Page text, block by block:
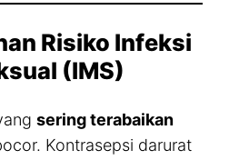
Risiko Infeksi
(IMS)
sering terabaikan
Kontrasepsi darurat